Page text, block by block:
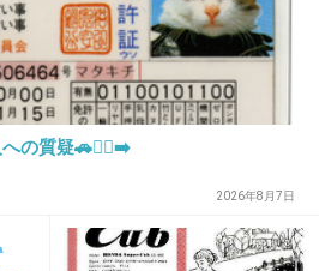
、言わないし教えないし、
。
〜
の質疑🚗🏃‍♀️‍➡️
2026年8月7日